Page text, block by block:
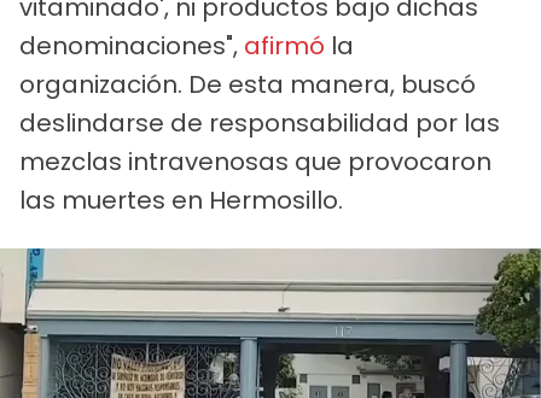
vitaminado', ni productos bajo dichas
denominaciones", afirmó la
organización. De esta manera, buscó
deslindarse de responsabilidad por las
mezclas intravenosas que provocaron
las muertes en Hermosillo.